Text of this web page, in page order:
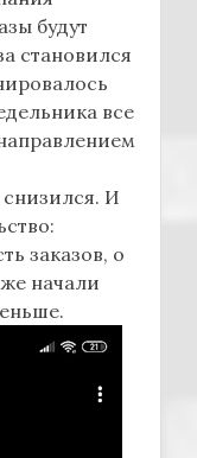
будут
становился
все
И
заказов, о
начали